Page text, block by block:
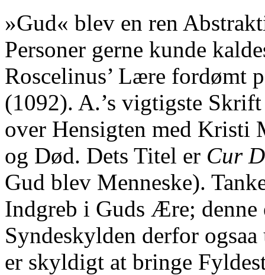
»Gud« blev en ren
Personer gerne kunde
Roscelinus’ Lære fordømt
(1092). A.’s vigtigste
over Hensigten med Kristi
og Død. Dets Titel er Cur
Gud blev Menneske).
Indgreb i Guds Ære; denne
Syndeskylden derfor
er skyldigt at bringe